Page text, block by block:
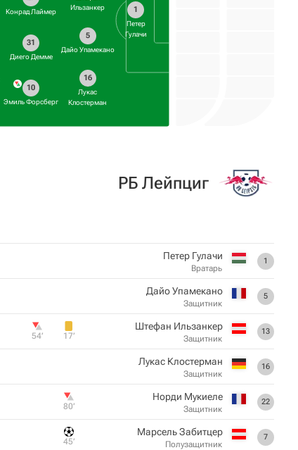
1
Петер
Гулачи
Ильзанкер
5
Дайо Упамекано
16
Лукас
Клостерман
Конрад Лаймер
31
Диего Демме
10
Эмиль Форсберг
РБ Лейпциг
1
Петер Гулачи
Вратарь
5
Дайо Упамекано
Защитник
13
Штефан Ильзанкер
Защитник
17‎’‎
54‎’‎
16
Лукас Клостерман
Защитник
22
Норди Мукиеле
Защитник
80‎’‎
7
Марсель Забитцер
Полузащитник
45‎’‎